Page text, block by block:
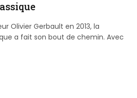
Olivier Gerbault en 2013, la
a fait son bout de chemin. Avec